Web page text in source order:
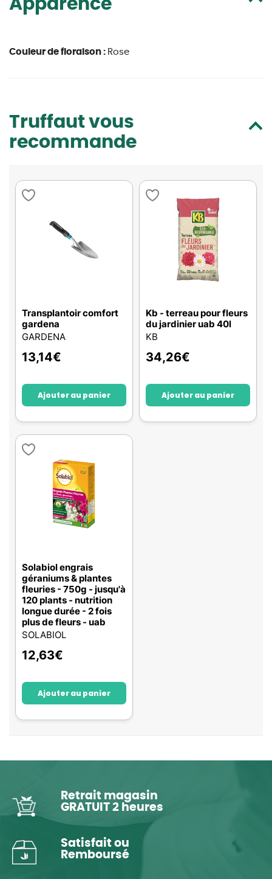
Apparence
Couleur de floraison : Rose
Truffaut vous
recommande
Transplantoir comfort
gardena
GARDENA
13,14€
Ajouter au panier
Kb - terreau pour fleurs
du jardinier uab 40l
KB
34,26€
Ajouter au panier
Solabiol engrais
géraniums & plantes
fleuries - 750g - jusqu'à
120 plants - nutrition
longue durée - 2 fois
plus de fleurs - uab
SOLABIOL
12,63€
Ajouter au panier
Retrait magasin
GRATUIT 2 heures
Satisfait ou
Remboursé